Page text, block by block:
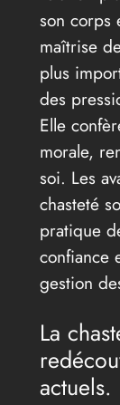
son corps
maîtrise
plus
des
Elle
morale,
soi. Les
chasteté
pratique
confiance
gestion
La
actuels.